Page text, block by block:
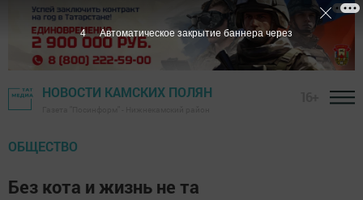
НОВОСТИ КАМСКИХ ПОЛЯН
ОБЩЕСТВО
Без кота и жизнь не та
3 Автоматическое закрытие баннера через